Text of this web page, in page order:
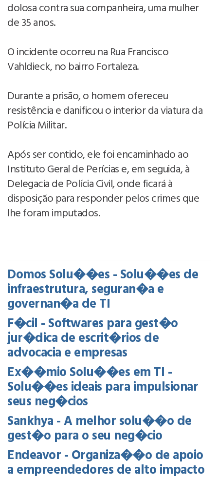
dolosa contra sua companheira, uma mulher
de 35 anos.
O incidente ocorreu na Rua Francisco
Vahldieck, no bairro Fortaleza.
Durante a prisão, o homem ofereceu
resistência e danificou o interior da viatura da
Polícia Militar.
Após ser contido, ele foi encaminhado ao
Instituto Geral de Perícias e, em seguida, à
Delegacia de Polícia Civil, onde ficará à
disposição para responder pelos crimes que
lhe foram imputados.
Domos Solu��es - Solu��es de
infraestrutura, seguran�a e
governan�a de TI
F�cil - Softwares para gest�o
jur�dica de escrit�rios de
advocacia e empresas
Ex��mio Solu��es em TI -
Solu��es ideais para impulsionar
seus neg�cios
Sankhya - A melhor solu��o de
gest�o para o seu neg�cio
Endeavor - Organiza��o de apoio
a empreendedores de alto impacto